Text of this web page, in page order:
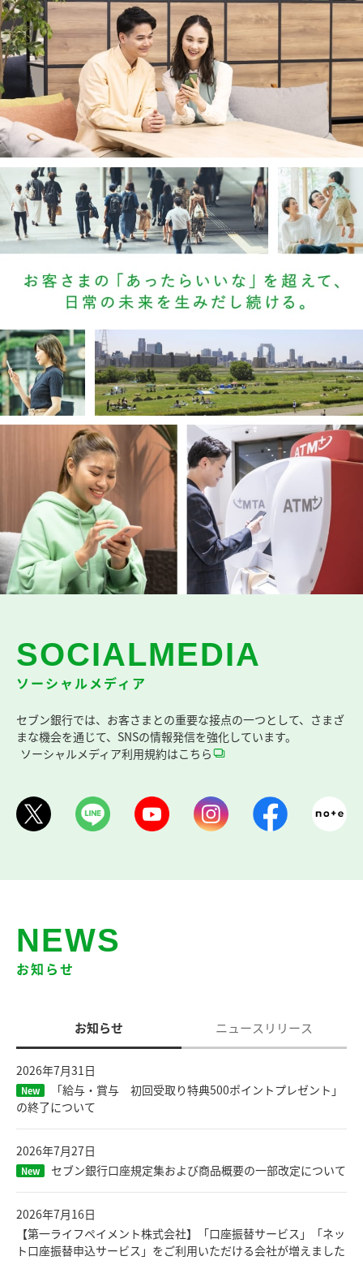
SOCIALMEDIA
ソーシャルメディア
セブン銀行では、お客さまとの重要な接点の一つとして、さまざ
まな機会を通じて、SNSの情報発信を強化しています。
ソーシャルメディア利用規約はこちら
NEWS
お知らせ
お知らせ ニュースリリース
2026年7月31日
New
「給与・賞与 初回受取り特典500ポイントプレゼント」
の終了について
2026年7月27日
New セブン銀行口座規定集および商品概要の一部改定について
2026年7月16日
【第一ライフペイメント株式会社】「口座振替サービス」「ネッ
ト口座振替申込サービス」をご利用いただける会社が増えました